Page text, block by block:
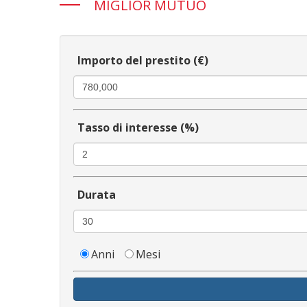
MIGLIOR MUTUO
Importo del prestito (€)
Tasso di interesse (%)
Durata
Anni Mesi